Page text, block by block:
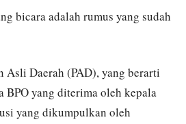
bicara adalah rumus yang sudah
Asli Daerah (PAD), yang berarti
BPO yang diterima oleh kepala
yang dikumpulkan oleh